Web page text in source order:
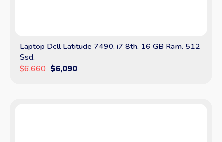
Laptop Dell Latitude 7490. i7 8th. 16 GB Ram. 512
Ssd.
$6,660 $6,090